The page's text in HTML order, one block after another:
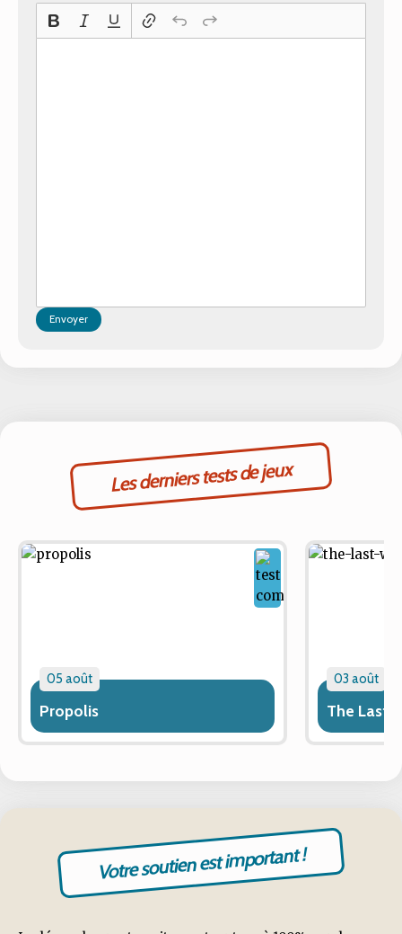
Envoyer
Les derniers tests de jeux
05 août
Propolis
03 août
The Last
Votre soutien est important !